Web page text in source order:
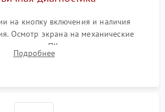
1000 ₽ Подробнее →
1000 ₽
на кнопку включения и наличия
Осмотр экрана на механические
к ПК для оценки вывода
и выявления артефактов на
Подробнее